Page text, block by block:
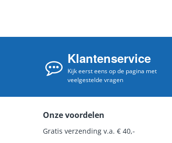
Klantenservice
Kijk eerst eens op de pagina met
veelgestelde vragen
Onze voordelen
Gratis verzending v.a. € 40,-